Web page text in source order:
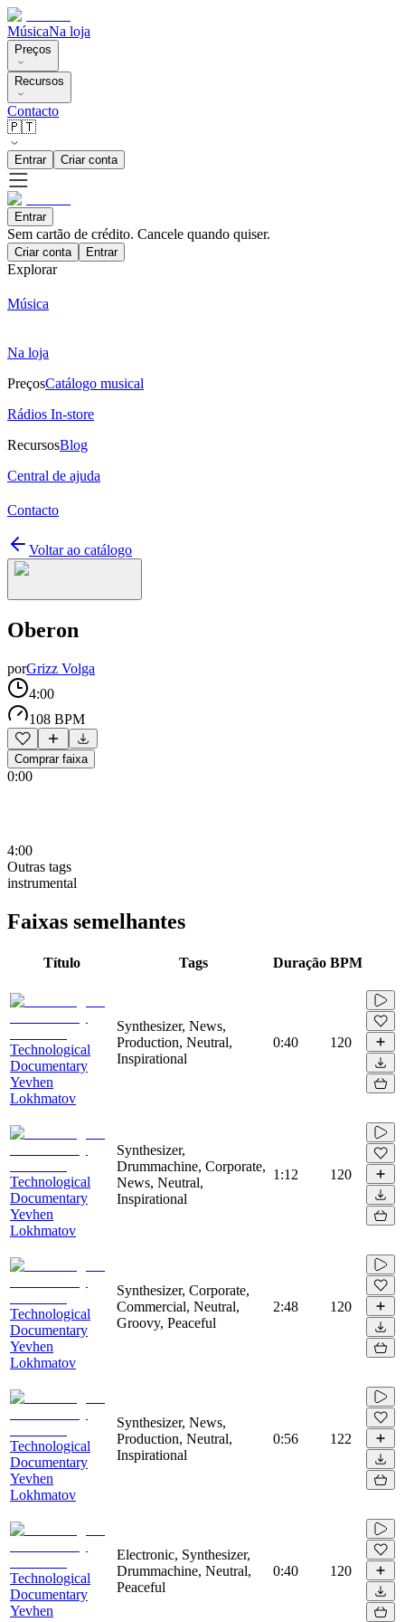
MúsicaNa loja
Preços
Recursos
Contacto
🇵🇹
Entrar Criar conta
Entrar
Sem cartão de crédito. Cancele quando quiser.
Criar conta Entrar
Explorar
Música
Na loja
PreçosCatálogo musical
Rádios In-store
RecursosBlog
Central de ajuda
Contacto
Voltar ao catálogo
Oberon
porGrizz Volga
4:00
108 BPM
Comprar faixa
0:00
4:00
Outras tags
instrumental
Faixas semelhantes
Título Tags Duração BPM
Technological
Documentary
Yevhen
Lokhmatov
Synthesizer, News,
Production, Neutral,
Inspirational
0:40 120
Technological
Documentary
Yevhen
Lokhmatov
Synthesizer,
Drummachine, Corporate,
News, Neutral,
Inspirational
1:12 120
Technological
Documentary
Yevhen
Lokhmatov
Synthesizer, Corporate,
Commercial, Neutral,
Groovy, Peaceful
2:48 120
Technological
Documentary
Yevhen
Lokhmatov
Synthesizer, News,
Production, Neutral,
Inspirational
0:56 122
Technological
Documentary
Yevhen
Electronic, Synthesizer,
Drummachine, Neutral,
Peaceful
0:40 120